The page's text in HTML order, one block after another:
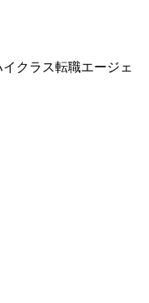
かしたい
・教育）
レタリー）
イクラス転職エージェ
る方が登録された
可能であることを
に、なりすまし等
トにおけるお客様
お客様が安心して
お使いいただくため
用規約